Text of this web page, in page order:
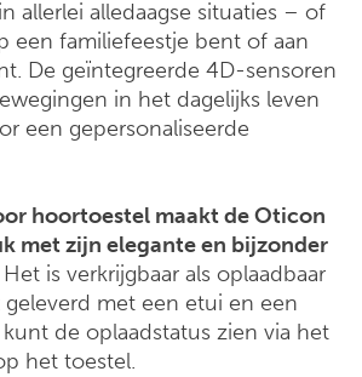
allerlei alledaagse situaties – of
een familiefeestje bent of aan
De geïntegreerde 4D-sensoren
in het dagelijks leven
een gepersonaliseerde
hoortoestel maakt de Oticon
met zijn elegante en bijzonder
Het is verkrijgbaar als oplaadbaar
met een etui en een
de oplaadstatus zien via het
het toestel.